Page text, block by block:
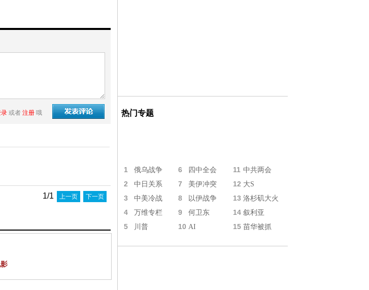
或者 注册 哦
1/1 上一页 下一页
热门专题
1 俄乌战争 6 四中全会 11 中共两会
2 中日关系 7 美伊冲突 12 大S
3 中美冷战 8 以伊战争 13 洛杉矶大火
4 万维专栏 9 何卫东 14 叙利亚
5 川普 10 AI 15 苗华被抓